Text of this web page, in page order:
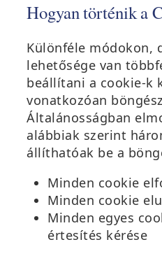
Hogyan történik a
Különféle módokon,
lehetősége van
beállítani a cookie-k
vonatkozóan
Általánosságban
alábbiak szerint
állíthatóak be a
Minden cookie
Minden cookie
Minden egyes
értesítés kérése